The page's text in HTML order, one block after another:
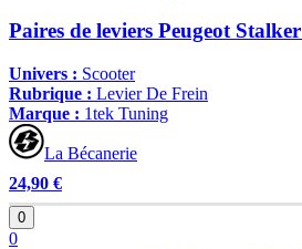
Paires de leviers Peugeot
Univers : Scooter
Rubrique : Levier De Frein
Marque : 1tek Tuning
La Bécanerie
24,90 €
0
0